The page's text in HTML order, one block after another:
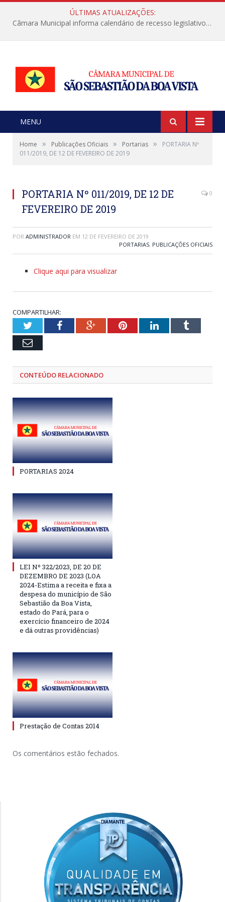
ÚLTIMAS ATUALIZAÇÕES:
Câmara Municipal informa calendário de recesso legislativo de julho
MENU
Home » Publicações Oficiais » Portarias »
PORTARIA Nº
011/2019, DE 12 DE FEVEREIRO DE 2019
PORTARIA Nº 011/2019, DE 12 DE
FEVEREIRO DE 2019
0
POR ADMINISTRADOR EM 12 DE FEVEREIRO DE 2019
PORTARIAS, PUBLICAÇÕES OFICIAIS
Clique aqui para visualizar
COMPARTILHAR:
TwitterFacebookGoogle+PinterestLinkedInTumblr
Email
CONTEÚDO RELACIONADO
PORTARIAS 2024
LEI Nº 322/2023, DE 20 DE
DEZEMBRO DE 2023 (LOA
2024-Estima a receita e fixa a
despesa do município de São
Sebastião da Boa Vista,
estado do Pará, para o
exercício financeiro de 2024
e dá outras providências)
Prestação de Contas 2014
Os comentários estão fechados.